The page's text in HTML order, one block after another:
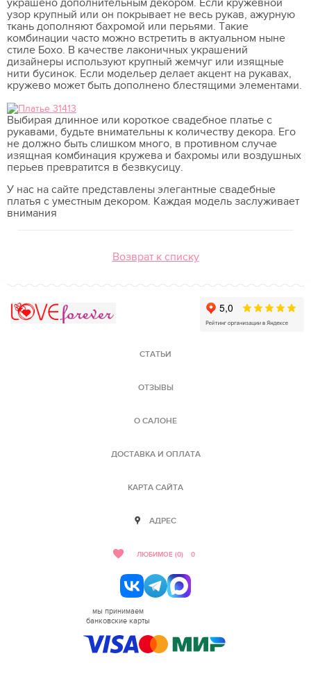
узор крупный или он покрывает не весь рукав, ажурную
ткань дополняют бахромой или перьями. Такие
комбинации часто можно встретить в актуальном ныне
стиле Бохо. В качестве лаконичных украшений
дизайнеры используют крупный жемчуг или изящные
нити бусинок. Если модельер делает акцент на рукавах,
кружево может быть дополнено блестящими элементами.
Выбирая длинное или короткое свадебное платье с
рукавами, будьте внимательны к количеству декора. Его
не должно быть слишком много, в противном случае
изящная комбинация кружева и бахромы или воздушных
перьев превратится в безвкусицу.
У нас на сайте представлены элегантные свадебные
платья с уместным декором. Каждая модель заслуживает
внимания
Возврат к списку
СТАТЬИ
ОТЗЫВЫ
О САЛОНЕ
ДОСТАВКА И ОПЛАТА
КАРТА САЙТА
АДРЕС
ЛЮБИМОЕ (0) 0
мы принимаем
банковские карты